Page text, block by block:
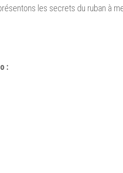
les secrets du ruban à
: